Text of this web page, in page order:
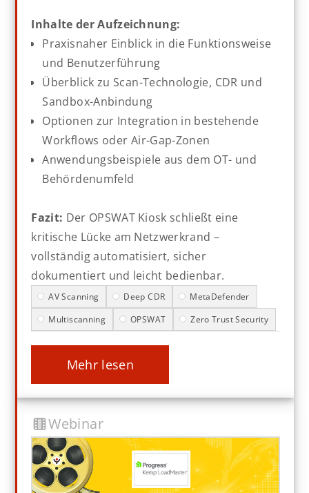
Inhalte der Aufzeichnung:
Praxisnaher Einblick in die Funktionsweise
und Benutzerführung
Überblick zu Scan-Technologie, CDR und
Sandbox-Anbindung
Optionen zur Integration in bestehende
Workflows oder Air-Gap-Zonen
Anwendungsbeispiele aus dem OT- und
Behördenumfeld
Fazit: Der OPSWAT Kiosk schließt eine
kritische Lücke am Netzwerkrand –
vollständig automatisiert, sicher
dokumentiert und leicht bedienbar.
AV Scanning Deep CDR
MetaDefender
Multiscanning
OPSWAT Zero Trust Security
mehr lesen
Webinar